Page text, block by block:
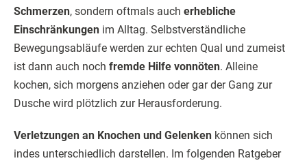
Schmerzen, sondern oftmals auch erhebliche
Einschränkungen im Alltag. Selbstverständliche
Bewegungsabläufe werden zur echten Qual und zumeist
ist dann auch noch fremde Hilfe vonnöten. Alleine
kochen, sich morgens anziehen oder gar der Gang zur
Dusche wird plötzlich zur Herausforderung.
Verletzungen an Knochen und Gelenken können sich
indes unterschiedlich darstellen. Im folgenden Ratgeber